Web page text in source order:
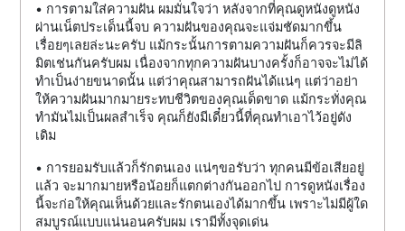
• การตามใส่ความฝัน ผมมั่นใจว่า หลังจากที่คุณดูหนังดูหนัง
ผ่านเน็ตประเด็นนี้จบ ความฝันของคุณจะแจ่มชัดมากขึ้น
เรื่อยๆเลยล่ะนะครับ แม้กระนั้นการตามความฝันก็ควรจะมีลิ
มิตเช่นกันครับผม เนื่องจากทุกความฝันบางครั้งก็อาจจะไม่ได้
ทำเป็นง่ายขนาดนั้น แต่ว่าคุณสามารถฝันได้แน่ๆ แต่ว่าอย่า
ให้ความฝันมากมายระทบชีวิตของคุณเด็ดขาด แม้กระทั่งคุณ
ทำมันไม่เป็นผลสำเร็จ คุณก็ยังมีเดี๋ยวนี้ที่คุณทำเอาไว้อยู่ดัง
เดิม
• การยอมรับแล้วก็รักตนเอง แน่ๆขอรับว่า ทุกคนมีข้อเสียอยู่
แล้ว จะมากมายหรือน้อยก็แตกต่างกันออกไป การดูหนังเรื่อง
นี้จะก่อให้คุณเห็นด้วยและรักตนเองได้มากขึ้น เพราะไม่มีผู้ใด
สมบูรณ์แบบแน่นอนครับผม เรามีทั้งจุดเด่น